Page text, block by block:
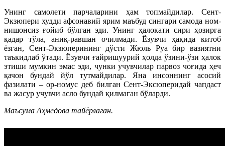
Унинг самолети парчаларини ҳам топмайдилар. Сент-
Экзюпери худди афсонавий ярим маъбуд сингари самода ном-
нишонсиз ғойиб бўлган эди. Унинг ҳалокати сири ҳозирга
қадар тўла, аниқ-равшан очилмади. Ёзувчи ҳақида китоб
ёзган, Сент-Экзюперининг дўсти Жюль Руа бир вазиятни
таъкидлаб ўтади. Ёзувчи ғайришуурий ҳолда ўзини-ўзи ҳалок
этиши мумкин эмас эди, чунки учувчилар парвоз чоғида ҳеч
қачон бундай йўл тутмайдилар. Яна инсоннинг асосий
фазилати – ор-номус деб билган Сент-Эксюперидай чапдаст
ва жасур учувчи асло бундай қилмаган бўларди.
Маъсума Аҳмедова тайёрлаган.